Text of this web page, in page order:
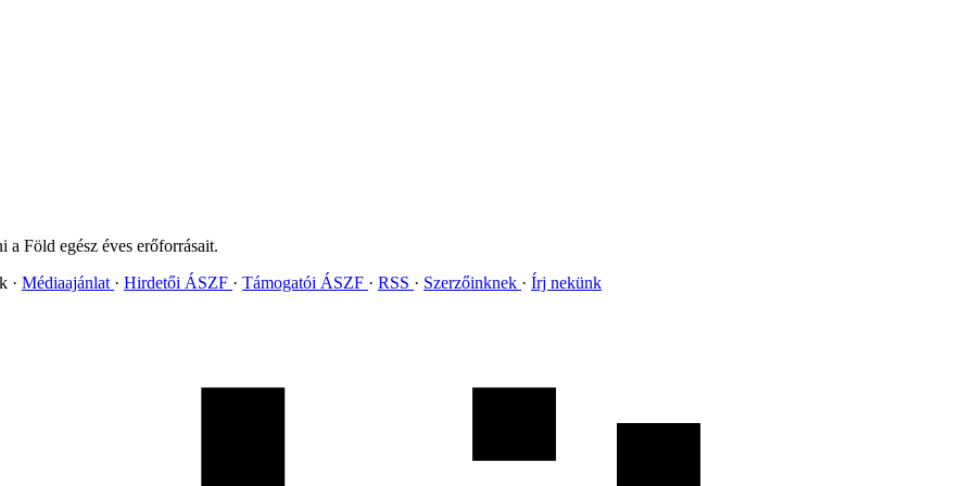
Föld egész éves erőforrásait.
Médiaajánlat Hirdetői ÁSZF Támogatói ÁSZF RSS Szerzőinknek Írj nekünk